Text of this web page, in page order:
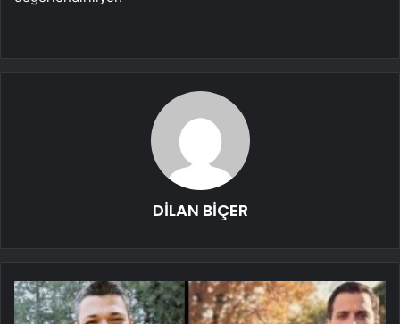
DİLAN BİÇER